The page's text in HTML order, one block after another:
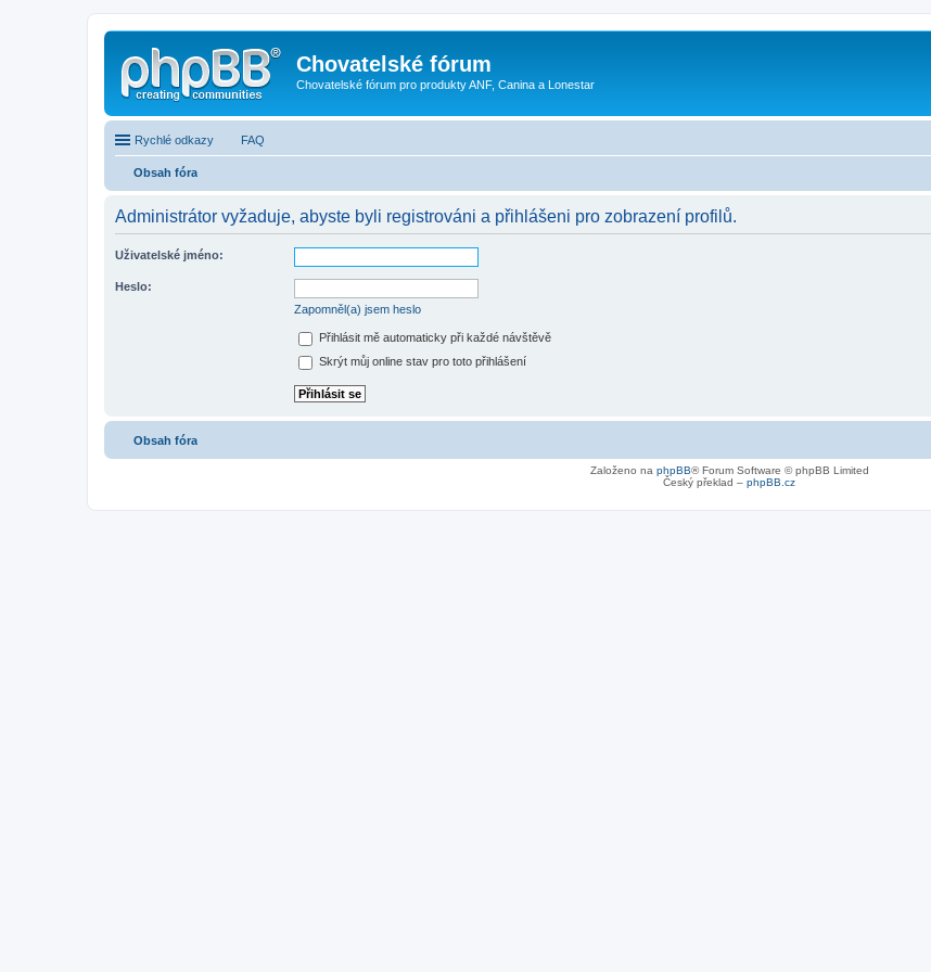
Chovatelské fórum
Chovatelské fórum pro produkty ANF, Canina a Lonestar
Rychlé odkazy FAQ
Obsah fóra
Administrátor vyžaduje, abyste byli registrováni a přihlášeni pro zobrazení profilů.
Uživatelské jméno:
Heslo:
Zapomněl(a) jsem heslo
Přihlásit mě automaticky při každé návštěvě
Skrýt můj online stav pro toto přihlášení
Obsah fóra
Založeno na phpBB® Forum Software © phpBB Limited
Český překlad – phpBB.cz